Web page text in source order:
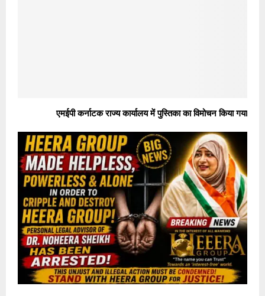
एमईपी कर्नाटक राज्य कार्यालय में पुस्तिका का विमोचन किया गया